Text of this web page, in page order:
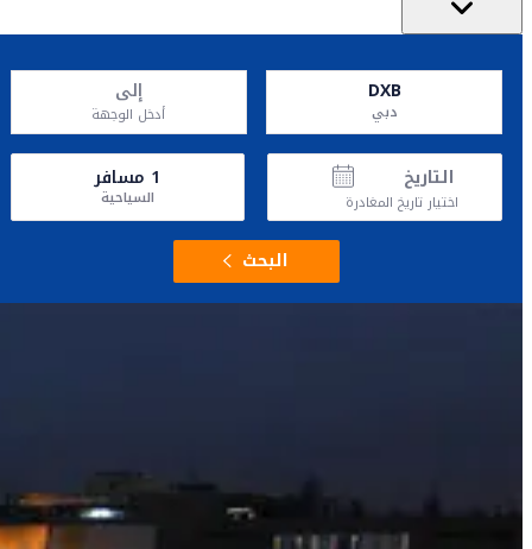
DXB
دبي
إلى
أدخل الوجهة
التاريخ
اختيار تاريخ المغادرة
1 مسافر
السياحية
البحث